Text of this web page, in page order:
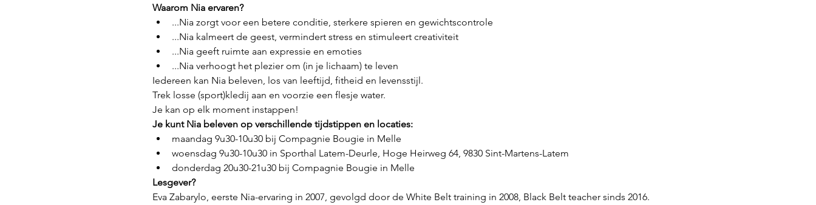
Waarom Nia ervaren?
...Nia zorgt voor een betere conditie, sterkere spieren en gewichtscontrole
...Nia kalmeert de geest, vermindert stress en stimuleert creativiteit
...Nia geeft ruimte aan expressie en emoties
...Nia verhoogt het plezier om (in je lichaam) te leven
Iedereen kan Nia beleven, los van leeftijd, fitheid en levensstijl.
Trek losse (sport)kledij aan en voorzie een flesje water.
Je kan op elk moment instappen!
Je kunt Nia beleven op verschillende tijdstippen en locaties:
maandag 9u30-10u30 bij Compagnie Bougie in Melle
woensdag 9u30-10u30 in Sporthal Latem-Deurle, Hoge Heirweg 64, 9830 Sint-Martens-Latem
donderdag 20u30-21u30 bij Compagnie Bougie in Melle
Lesgever?
Eva Zabarylo, eerste Nia-ervaring in 2007, gevolgd door de White Belt training in 2008, Black Belt teacher sinds 2016.